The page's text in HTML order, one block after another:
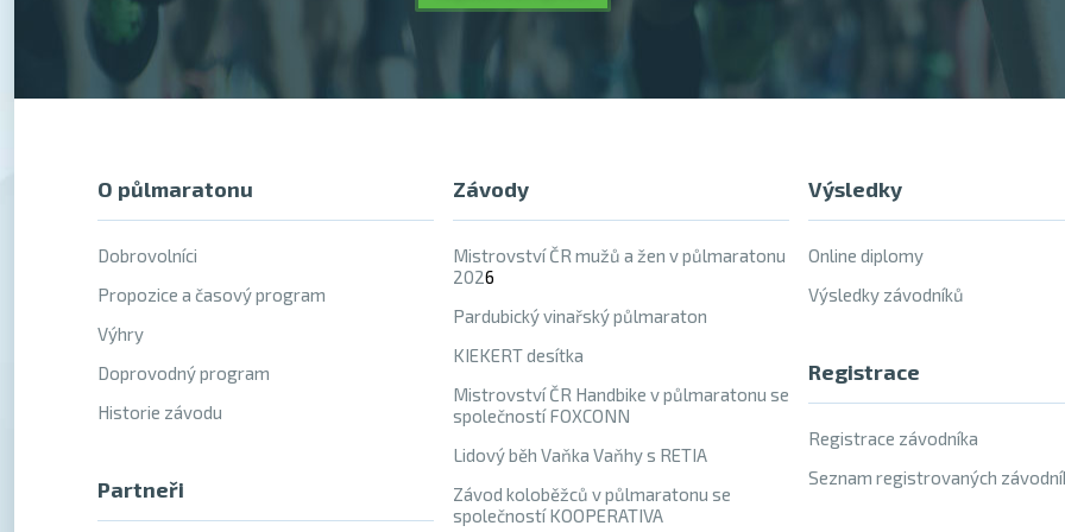
O půlmaratonu
Dobrovolníci
Propozice a časový program
Výhry
Doprovodný program
Historie závodu
Partneři
Závody
Mistrovství ČR mužů a žen v půlmaratonu
2026
Pardubický vinařský půlmaraton
KIEKERT desítka
Mistrovství ČR Handbike v půlmaratonu se
společností FOXCONN
Lidový běh Vaňka Vaňhy s RETIA
Závod koloběžců v půlmaratonu se
společností KOOPERATIVA
Výsledky
Online diplomy
Výsledky závodníků
Registrace
Registrace závodníka
Seznam registrovaných